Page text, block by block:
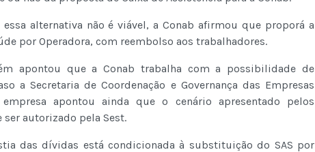
alternativa não é viável, a Conab afirmou que proporá a
por Operadora, com reembolso aos trabalhadores.
apontou que a Conab trabalha com a possibilidade de
a Secretaria de Coordenação e Governança das Empresas
apontou ainda que o cenário apresentado pelos
autorizado pela Sest.
das dívidas está condicionada à substituição do SAS por